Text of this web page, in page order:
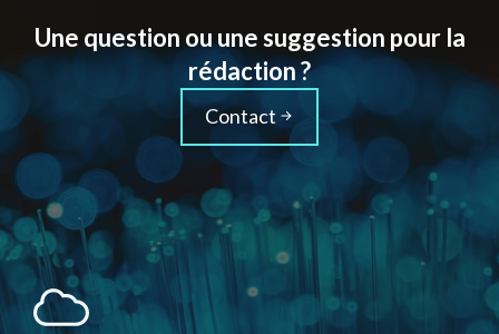
Une question ou une suggestion pour la
rédaction ?
Contact